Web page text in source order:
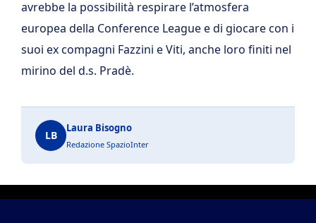
avrebbe la possibilità respirare l’atmosfera
europea della Conference League e di giocare con i
suoi ex compagni Fazzini e Viti, anche loro finiti nel
mirino del d.s. Pradè.
LB
Laura Bisogno
Redazione SpazioInter